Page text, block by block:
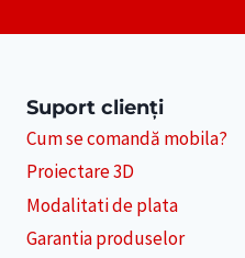
Suport clienți
Cum se comandă mobila?
Proiectare 3D
Modalitati de plata
Garantia produselor